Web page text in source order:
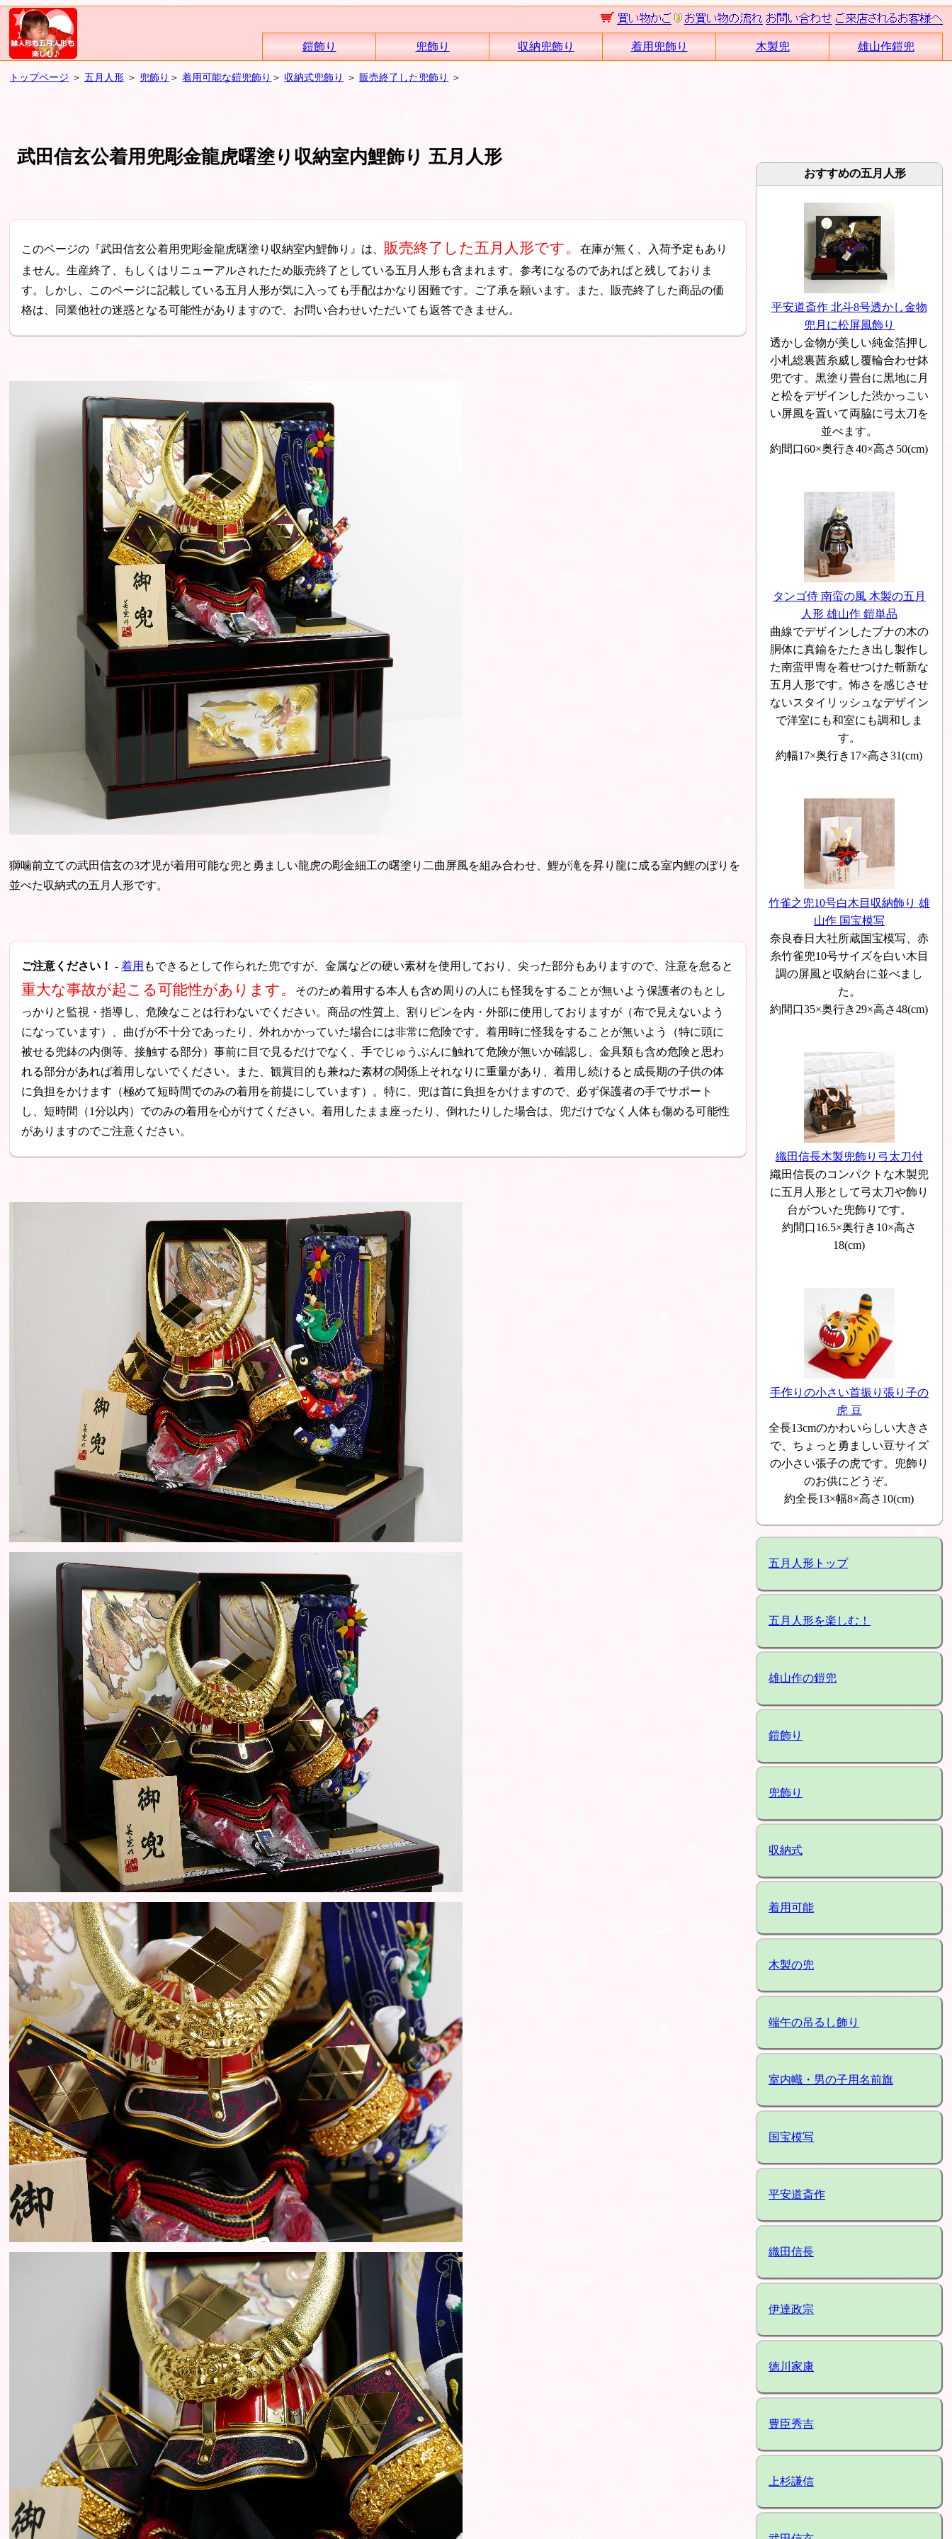
鎧飾り 兜飾り 収納兜飾り 着用兜飾り 木製兜 雄山作鎧兜
トップページ ＞五月人形 ＞ 兜飾り ＞着用可能な鎧兜飾り ＞ 収納式兜飾り ＞販売終了した兜飾り ＞
武田信玄公着用兜彫金龍虎曙塗り収納室内鯉飾り 五月人形
このページの『武田信玄公着用兜彫金龍虎曙塗り収納室内鯉飾り』は、 販売終了した五月人形です。在庫が無く、入荷予定もあり
ません。生産終了、もしくはリニューアルされたため販売終了としている五月人形も含まれます。参考になるのであればと残しておりま
す。しかし、このページに記載している五月人形が気に入っても手配はかなり困難です。ご了承を願います。また、販売終了した商品の価
格は、同業他社の迷惑となる可能性がありますので、お問い合わせいただいても返答できません。
獅噛前立ての武田信玄の3才児が着用可能な兜と勇ましい龍虎の彫金細工の曙塗り二曲屏風を組み合わせ、鯉が滝を昇り龍に成る室内鯉のぼりを
並べた収納式の五月人形です。
ご注意ください！ -着用 もできるとして作られた兜ですが、金属などの硬い素材を使用しており、尖った部分もありますので、注意を怠ると
重大な事故が起こる可能性があります。
そのため着用する本人も含め周りの人にも怪我をすることが無いよう保護者のもとし
っかりと監視・指導し、危険なことは行わないでください。商品の性質上、割りピンを内・外部に使用しておりますが（布で見えないよう
になっています）、曲げが不十分であったり、外れかかっていた場合には非常に危険です。着用時に怪我をすることが無いよう（特に頭に
被せる兜鉢の内側等、接触する部分）事前に目で見るだけでなく、手でじゅうぶんに触れて危険が無いか確認し、金具類も含め危険と思わ
れる部分があれば着用しないでください。また、観賞目的も兼ねた素材の関係上それなりに重量があり、着用し続けると成長期の子供の体
に負担をかけます（極めて短時間でのみの着用を前提にしています）。特に、兜は首に負担をかけますので、必ず保護者の手でサポート
し、短時間（1分以内）でのみの着用を心がけてください。着用したまま座ったり、倒れたりした場合は、兜だけでなく人体も傷める可能性
がありますのでご注意ください。
おすすめの五月人形
平安道斎作 北斗8号透かし金物
兜月に松屏風飾り
透かし金物が美しい純金箔押し
小札総裏茜糸威し覆輪合わせ鉢
兜です。黒塗り畳台に黒地に月
と松をデザインした渋かっこい
い屏風を置いて両脇に弓太刀を
並べます。
約間口60×奥行き40×高さ50(cm)
タンゴ侍 南蛮の風 木製の五月
人形 雄山作 鎧単品
曲線でデザインしたブナの木の
胴体に真鍮をたたき出し製作し
た南蛮甲冑を着せつけた斬新な
五月人形です。怖さを感じさせ
ないスタイリッシュなデザイン
で洋室にも和室にも調和しま
す。
約幅17×奥行き17×高さ31(cm)
竹雀之兜10号白木目収納飾り 雄
山作 国宝模写
奈良春日大社所蔵国宝模写、赤
糸竹雀兜10号サイズを白い木目
調の屏風と収納台に並べまし
た。
約間口35×奥行き29×高さ48(cm)
織田信長木製兜飾り弓太刀付
織田信長のコンパクトな木製兜
に五月人形として弓太刀や飾り
台がついた兜飾りです。
約間口16.5×奥行き10×高さ
18(cm)
手作りの小さい首振り張り子の
虎 豆
全長13cmのかわいらしい大きさ
で、ちょっと勇ましい豆サイズ
の小さい張子の虎です。兜飾り
のお供にどうぞ。
約全長13×幅8×高さ10(cm)
五月人形トップ
五月人形を楽しむ！
雄山作の鎧兜
鎧飾り
兜飾り
収納式
着用可能
木製の兜
端午の吊るし飾り
室内幟・男の子用名前旗
国宝模写
平安道斎作
織田信長
伊達政宗
徳川家康
豊臣秀吉
上杉謙信